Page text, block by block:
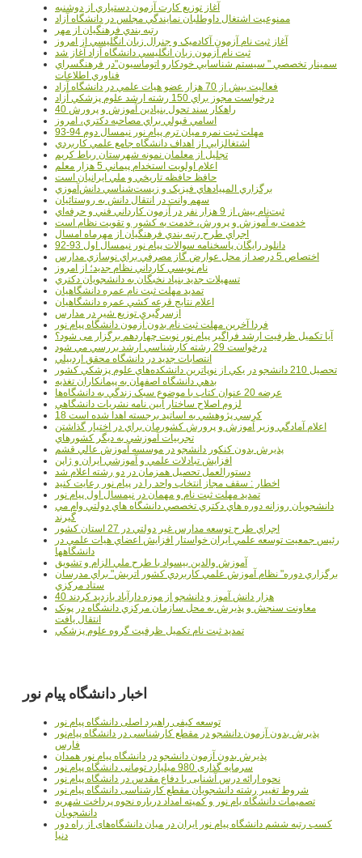
آغاز توزيع کارت آزمون دستياري از دوشنبه
ممنوعيت اشتغال داوطلبان نمايندگي مجلس در دانشگاه آزاد
رتبه بندي فرهنگيان از مهر
آغاز ثبت نام آزمون آکادميک و جنرال زبان انگليسي از امروز
ثبت نام آزمون زبان انگليسي دانشگاه آزاد آغاز شد
سمينار تخصصي " سيستم شناسايي خودکارو اتوماسيون"در فرهنگسراي
فناوري اطلاعات
فعاليت بيش از 70 هزار عضو هيات علمي در دانشگاه آزاد
درخواست مجوز براي 150 رشته ارشد علوم پزشکي آزاد
40 راهکار سند تحول بنيادين آموزش و پرورش
اسامي قبولي براي مصاحبه دکتري، امروز
مهلت ثبت نمره میان ترم پیام نور نیمسال دوم 94-93
اشتغالزايي از اهداف دانشگاه جامع علمي کاربردي
تجليل از معلمان نمونه شهرستان رباط کريم
اعلام اولويت استخدام پيماني 5 هزار معلم
حافظ حافظه تاريخي و ملي ايرانيان است
برگزاري المپيادهاي فيزيک و زيست‌شناسي دانش‌آموزي
سهم وانت در انتقال دانش به روستائيان
ثبت‌نام بيش از 9 هزار نفر در آزمون کارداني فني و حرفه‌اي
خدمت به آموزش و پرورش، خدمت به کشور و تقويت نظام است
اجراي طرح رتبه بندي فرهنگيان از مهرماه امسال
دانلود رایگان پاسخنامه سوالات پیام نور نیمسال اول 93-92
اختصاص 5 درصد از محل عوارض گاز مصرفي براي نوسازي مدارس
نام نويسي کارداني نظام جديد؛ از امروز
تسهيلات جديد بنياد نخبگان به دانشجويان دکتري
تمديد مهلت ثبت نام عمره دانشگاهيان
اعلام نتايج قرعه کشي عمره دانشگاهيان
ازسرگيري توزيع شير در مدارس
فردا آخرین مهلت ثبت نام بدون آزمون دانشگاه پیام نور
آیا تکمیل ظرفیت ارشد فراگیر پیام نور نوبت چهاردهم برگزار می شود؟
درخواست 29 رشته کارشناسي ارشد بررسي مي شود
انتصابات جديد در دانشگاه محقق اردبيلي
تحصيل 210 دانشجو در يکي از نوپاترين دانشکده‌هاي علوم پزشکي کشور
بدهي دانشگاه اصفهان به پيمانکاران تغذيه
عرضه 20 عنوان کتاب با موضوع سبک زندگي به دانشگاه‌ها
لزوم اصلاح ساختار آيين نامه نشريات دانشگاهي
18 کرسي پژوهشي به اساتيد برجسته اهدا شده است
اعلام آمادگي وزير آموزش و پرورش کشورمان براي در اختيار گذاشتن
تجربيات آموزشي به ديگر کشورهاي
پذيرش بدون کنکور دانشجو در موسسه آموزش عالي قشم
افزايش تبادلات علمي و آموزشي ايران و ژاپن
دستورالعمل تحصیل همزمان در دو رشته اعلام شد
اخطار : سقف مجاز انتخاب واحد را در پیام نور رعایت کنید
تمدید مهلت ثبت نام و مهمان در نیمسال اول پیام نور
دانشجويان روزانه دوره هاي دكتري تخصصي دانشگاه هاي دولتي وام مي
گيرند
اجراي طرح توسعه مدارس غير دولتي در 27 استان کشور
رئيس جمعيت توسعه علمي ايران خواستار افزايش اعضاي هيات علمي در
دانشگاهها
آموزش والدين بيسواد با طرح ملي الزام و تشويق
برگزاري دوره" نظام آموزش علمي كاربردي كشور اتريش" براي مدرسان
ستاد مرکزي
40 هزار دانش آموز و دانشجو از موزه دارآباد بازديد کردند
معاونت سنجش و پذيرش به محل سازمان مرکزي دانشگاه در پونک
انتقال يافت
تمديد ثبت نام تکميل ظرفيت گروه علوم پزشکي
اخبار دانشگاه پیام نور
توسعه کیفی راهبرد اصلی دانشگاه پیام نور
پذیرش بدون آزمون دانشجو در مقطع کارشناسی در دانشگاه پیام‌نور
فارس
پذیرش بدون آزمون دانشجو در دانشگاه پیام نور همدان
سرمایه گذاری 980 میلیارد تومانی دانشگاه پیام نور
نحوه ارائه درس آشنایی با دفاع مقدس در دانشگاه پیام نور
شروط تغییر رشته دانشجویان مقطع کارشناسی دانشگاه پیام نور
تصمیمات دانشگاه یام نور و کمیته امداد درباره نحوه پرداخت شهریه
دانشجویان
کسب رتبه ششم دانشگاه پیام نور ایران در میان دانشگاه‌های از راه دور
دنیا